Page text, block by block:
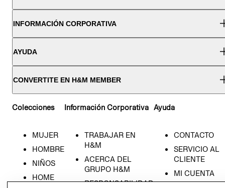
INFORMACIÓN CORPORATIVA
AYUDA
CONVERTITE EN H&M MEMBER
Colecciones
MUJER
HOMBRE
NIÑOS
HOME
Información Corporativa
TRABAJAR EN
H&M
ACERCA DEL
GRUPO H&M
RESPONSABILIDAD
Ayuda
CONTACTO
SERVICIO AL
CLIENTE
MI CUENTA